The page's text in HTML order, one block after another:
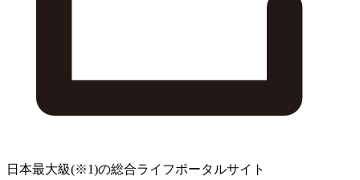
日本最大級(※1)の総合ライフポータルサイト